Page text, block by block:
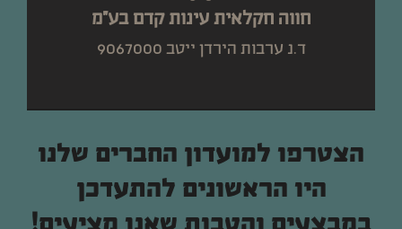
חווה חקלאית עינות קדם בע"מ
ד.נ ערבות הירדן ייטב 9067000
הצטרפו למועדון החברים שלנו
היו הראשונים להתעדכן